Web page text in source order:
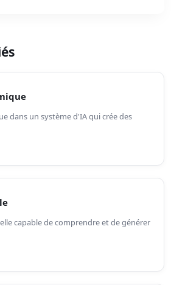
dans un système d'IA qui crée des
capable de comprendre et de générer